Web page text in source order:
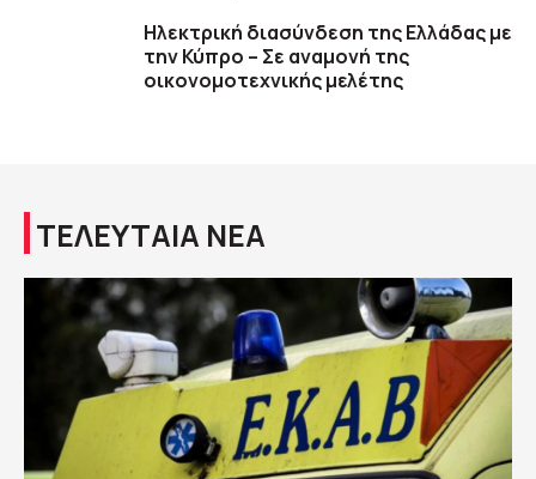
Ηλεκτρική διασύνδεση της Ελλάδας με
την Κύπρο – Σε αναμονή της
οικονομοτεχνικής μελέτης
ΤΕΛΕΥΤΑΙΑ ΝΕΑ